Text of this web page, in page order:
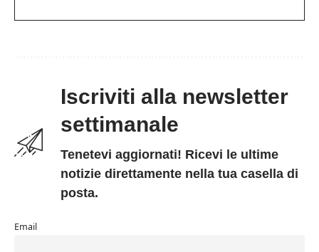
Iscriviti alla newsletter
settimanale
Tenetevi aggiornati! Ricevi le ultime
notizie direttamente nella tua casella di
posta.
Email